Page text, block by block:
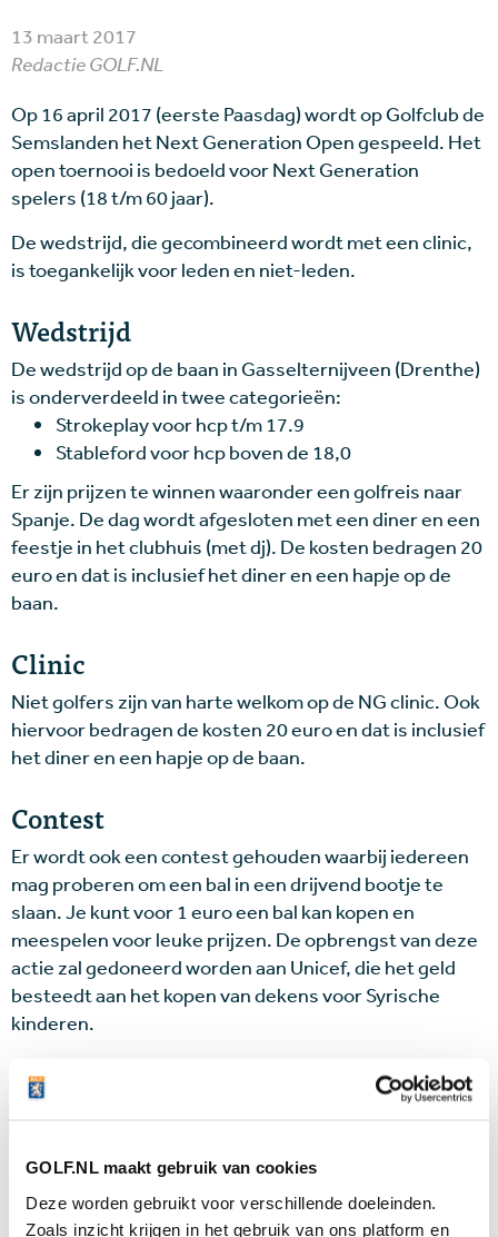
GOLF.NL maakt gebruik van cookies
Deze worden gebruikt voor verschillende doeleinden.
Zoals inzicht krijgen in het gebruik van ons platform en
13 maart 2017
Redactie GOLF.NL
Op 16 april 2017 (eerste Paasdag) wordt op Golfclub de
Semslanden het Next Generation Open gespeeld. Het
open toernooi is bedoeld voor Next Generation
spelers (18 t/m 60 jaar).
De wedstrijd, die gecombineerd wordt met een clinic,
is toegankelijk voor leden en niet-leden.
Wedstrijd
De wedstrijd op de baan in Gasselternijveen (Drenthe)
is onderverdeeld in twee categorieën:
Strokeplay voor hcp t/m 17.9
Stableford voor hcp boven de 18,0
Er zijn prijzen te winnen waaronder een golfreis naar
Spanje. De dag wordt afgesloten met een diner en een
feestje in het clubhuis (met dj). De kosten bedragen 20
euro en dat is inclusief het diner en een hapje op de
baan.
Clinic
Niet golfers zijn van harte welkom op de NG clinic. Ook
hiervoor bedragen de kosten 20 euro en dat is inclusief
het diner en een hapje op de baan.
Contest
Er wordt ook een contest gehouden waarbij iedereen
mag proberen om een bal in een drijvend bootje te
slaan. Je kunt voor 1 euro een bal kan kopen en
meespelen voor leuke prijzen. De opbrengst van deze
actie zal gedoneerd worden aan Unicef, die het geld
besteedt aan het kopen van dekens voor Syrische
kinderen.
Inschrijven
golf.com. Meer informatie:semslanden.nl